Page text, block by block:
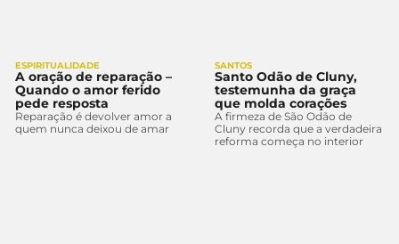
ESPIRITUALIDADE
A oração de reparação –
Quando o amor ferido
pede resposta
Reparação é devolver amor a
quem nunca deixou de amar
SANTOS
Santo Odão de Cluny,
testemunha da graça
que molda corações
A firmeza de São Odão de
Cluny recorda que a verdadeira
reforma começa no interior